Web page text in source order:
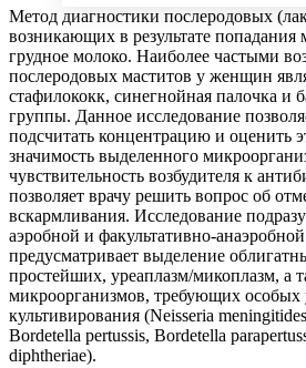
Метод диагностики послеродовых
возникающих в результате попадания
грудное молоко. Наиболее частыми
послеродовых маститов у женщин
стафилококк, синегнойная палочка и
группы. Данное исследование
подсчитать концентрацию и оценить
значимость выделенного
чувствительность возбудителя к
позволяет врачу решить вопрос об
вскармливания. Исследование
аэробной и факультативно-
предусматривает выделение
простейших, уреаплазм/микоплазм, а
микроорганизмов, требующих особых
культивирования (Neisseria
Bordetella pertussis, Bordetella
diphtheriae).